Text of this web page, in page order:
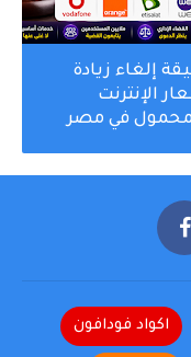
إلغاء زيادة
الإنترنت
في مصر
اكواد فودافون